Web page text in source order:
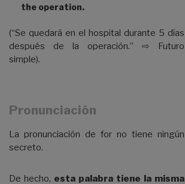
the operation.
(“Se quedará en el hospital durante 5 días
después de la operación.” ⇨ Futuro
simple).
Pronunciación
La pronunciación de for no tiene ningún
secreto.
De hecho, esta palabra tiene la misma